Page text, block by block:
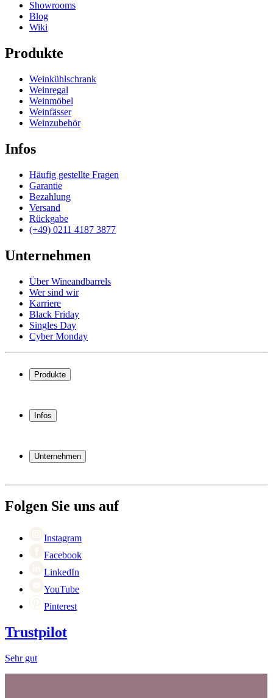
Showrooms
Blog
Wiki
Produkte
Weinkühlschrank
Weinregal
Weinmöbel
Weinfässer
Weinzubehör
Infos
Häufig gestellte Fragen
Garantie
Bezahlung
Versand
Rückgabe
(+49) 0211 4187 3877
Unternehmen
Über Wineandbarrels
Wer sind wir
Karriere
Black Friday
Singles Day
Cyber Monday
Produkte
Weinregal
Weinmöbel
Infos
Garantie
Bezahlung
Rückgabe
Unternehmen
Karriere
Black Friday
Cyber Monday
Folgen Sie uns auf
Instagram
Facebook
LinkedIn
YouTube
Pinterest
Trustpilot
Sehr gut